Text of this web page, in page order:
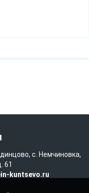
с. Немчиновка,
61
kuntsevo.ru